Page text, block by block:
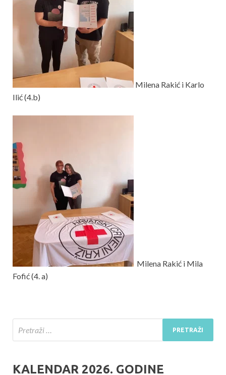
Milena Rakić i Karlo
Ilić (4.b)
Milena Rakić i Mila
Fofić (4. a)
KALENDAR 2026. GODINE